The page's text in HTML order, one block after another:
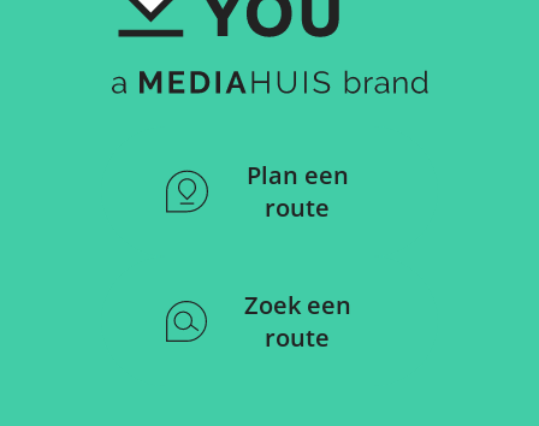
Plan een
route
Zoek een
route